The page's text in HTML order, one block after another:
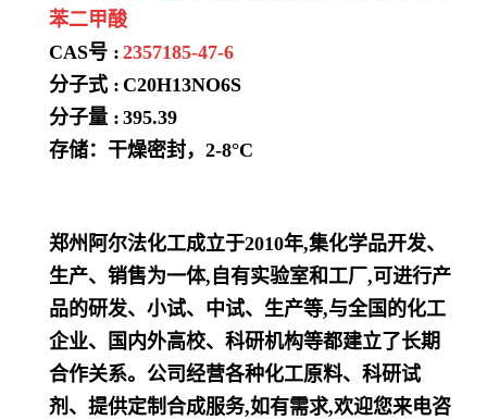
苯二甲酸
CAS号 : 2357185-47-6
分子式 : C20H13NO6S
分子量 : 395.39
存储：干燥密封，2-8°C
郑州阿尔法化工成立于2010年,集化学品开发、
生产、销售为一体,自有实验室和工厂,可进行产
品的研发、小试、中试、生产等,与全国的化工
企业、国内外高校、科研机构等都建立了长期
合作关系。公司经营各种化工原料、科研试
剂、提供定制合成服务,如有需求,欢迎您来电咨